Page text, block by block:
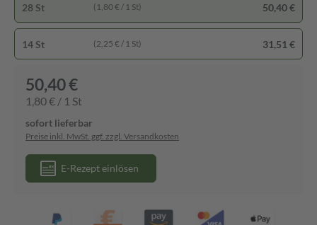
28 St (1,80 € / 1 St) 50,40 €
14 St (2,25 € / 1 St) 31,51 €
50,40 €
1,80 € / 1 St
sofort lieferbar
Preise inkl. MwSt. ggf. zzgl. Versandkosten
E-Rezept einlösen